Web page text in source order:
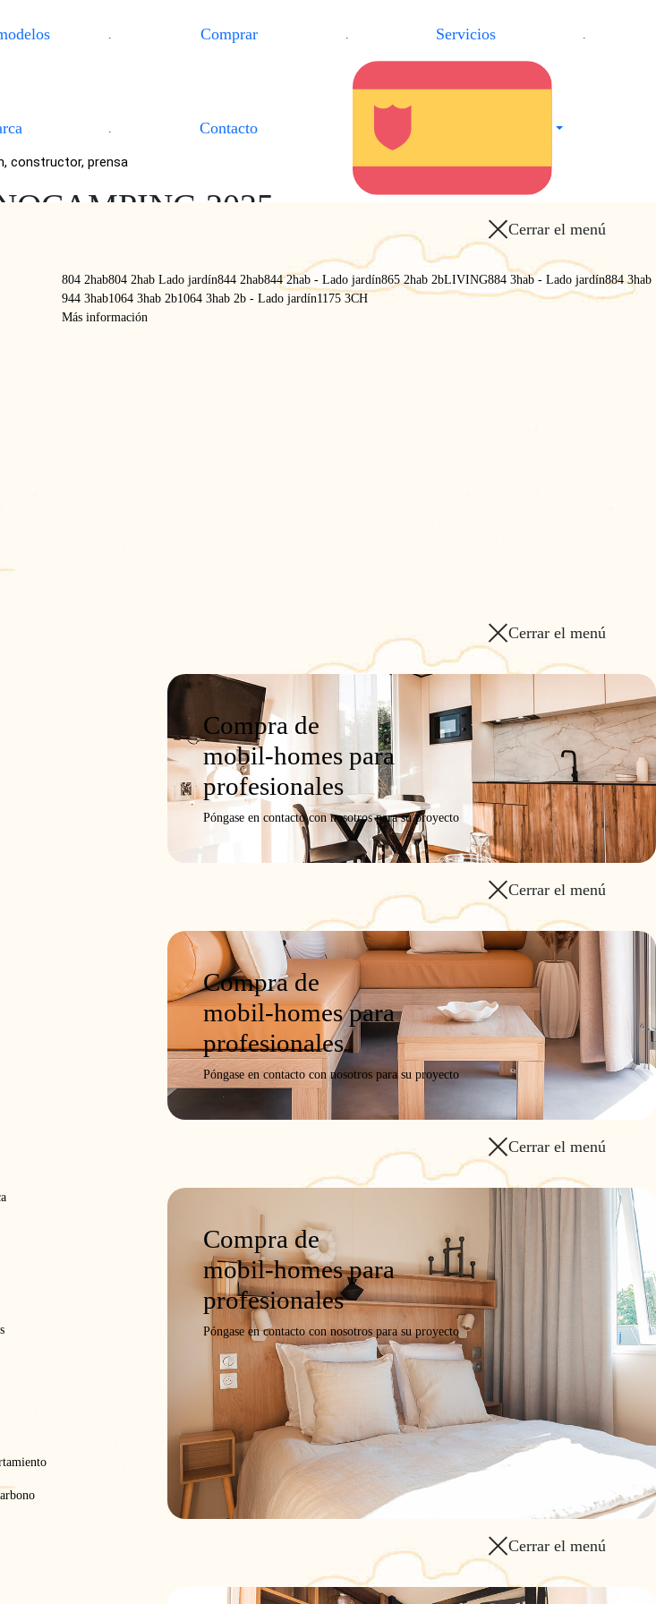
Comprar Servicios
Contacto
Cerrar el menú
804 2hab804 2hab Lado jardín844 2hab844 2hab - Lado jardín865 2hab 2bLIVING884 3hab - Lado jardín884 3hab
944 3hab1064 3hab 2b1064 3hab 2b - Lado jardín1175 3CH
Más información
Cerrar el menú
Compra de
mobil-homes para
profesionales
Póngase en contacto con nosotros para su proyecto
Cerrar el menú
Compra de
mobil-homes para
profesionales
Póngase en contacto con nosotros para su proyecto
Cerrar el menú
Compra de
mobil-homes para
profesionales
Póngase en contacto con nosotros para su proyecto
Cerrar el menú
constructor, prensa
2025
INNOCAMPING, que se celebrará en Lleida del 21 al 23 de octubre de 2025.
para recibirles y presentarles las novedades de la colección 2026.
6019 Pabellón 6
23 de octubre de 2025
página web del organizador.
redefine los estándares del lujo en
Redes sociales